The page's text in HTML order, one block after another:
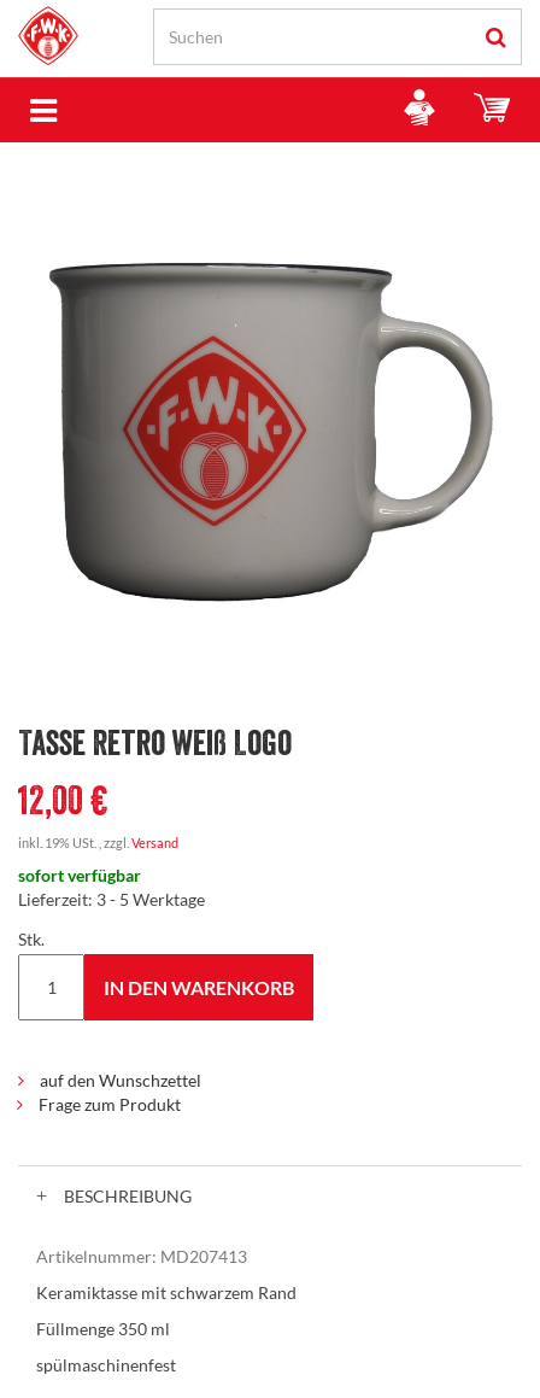
Tasse Retro weiß Logo
12,00 €
inkl. 19% USt. , zzgl. Versand
sofort verfügbar
Lieferzeit: 3 - 5 Werktage
Stk.
IN DEN WARENKORB
auf den Wunschzettel
Frage zum Produkt
BESCHREIBUNG
Artikelnummer: MD207413
Keramiktasse mit schwarzem Rand
Füllmenge 350 ml
spülmaschinenfest